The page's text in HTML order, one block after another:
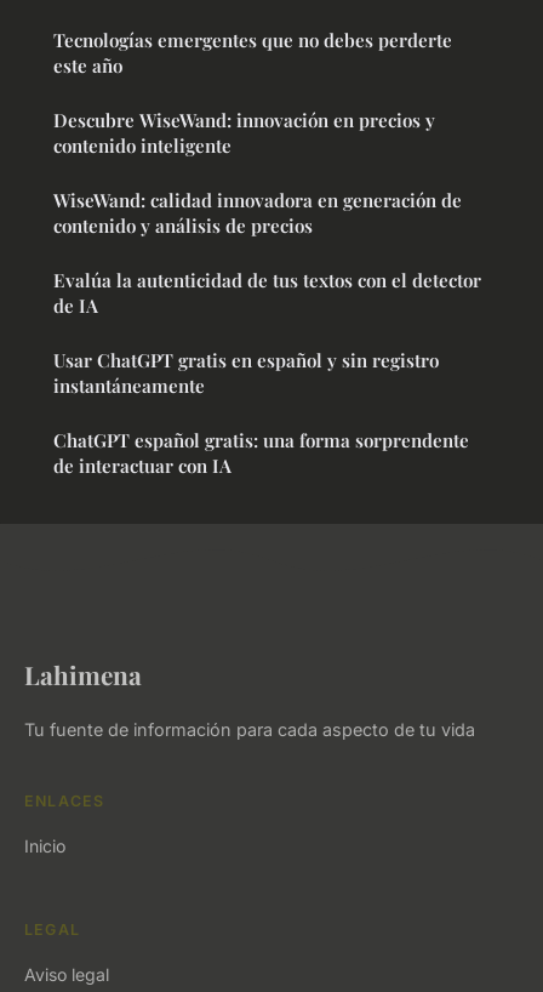
Tecnologías emergentes que no debes perderte
este año
Descubre WiseWand: innovación en precios y
contenido inteligente
WiseWand: calidad innovadora en generación de
contenido y análisis de precios
Evalúa la autenticidad de tus textos con el detector
de IA
Usar ChatGPT gratis en español y sin registro
instantáneamente
ChatGPT español gratis: una forma sorprendente
de interactuar con IA
Lahimena
Tu fuente de información para cada aspecto de tu vida
ENLACES
Inicio
LEGAL
Aviso legal